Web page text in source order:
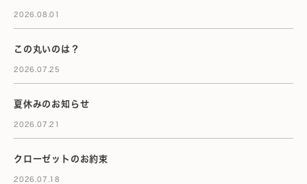
2026.08.01
この丸いのは？
2026.07.25
夏休みのお知らせ
2026.07.21
クローゼットのお約束
2026.07.18